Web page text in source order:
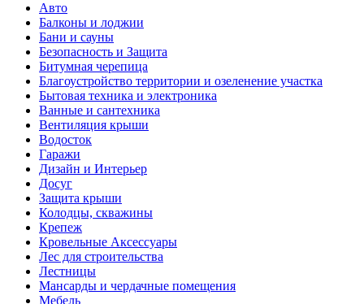
Авто
Балконы и лоджии
Бани и сауны
Безопасность и Защита
Битумная черепица
Благоустройство территории и озеленение участка
Бытовая техника и электроника
Ванные и сантехника
Вентиляция крыши
Водосток
Гаражи
Дизайн и Интерьер
Досуг
Защита крыши
Колодцы, скважины
Крепеж
Кровельные Аксессуары
Лес для строительства
Лестницы
Мансарды и чердачные помещения
Мебель